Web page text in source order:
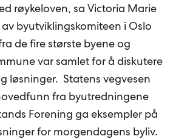
røykeloven, sa Victoria Marie
byutviklingskomiteen i Oslo
de fire største byene og
var samlet for å diskutere
løsninger. Statens vegvesen
fra byutredningene
Forening ga eksempler på
for morgendagens byliv.